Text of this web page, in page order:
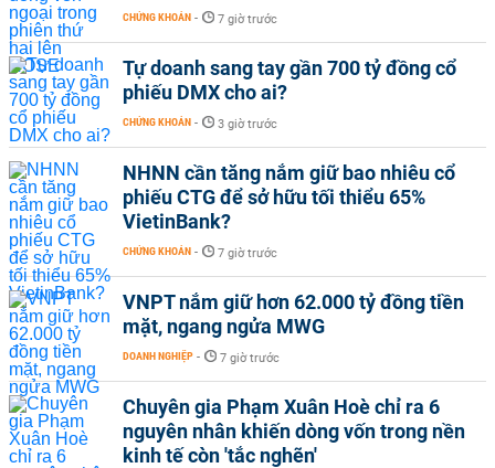
CHỨNG KHOÁN - 7 giờ trước
Tự doanh sang tay gần 700 tỷ đồng cổ
phiếu DMX cho ai?
CHỨNG KHOÁN - 3 giờ trước
NHNN cần tăng nắm giữ bao nhiêu cổ
phiếu CTG để sở hữu tối thiểu 65%
VietinBank?
CHỨNG KHOÁN - 7 giờ trước
VNPT nắm giữ hơn 62.000 tỷ đồng tiền
mặt, ngang ngửa MWG
DOANH NGHIỆP - 7 giờ trước
Chuyên gia Phạm Xuân Hoè chỉ ra 6
nguyên nhân khiến dòng vốn trong nền
kinh tế còn 'tắc nghẽn'